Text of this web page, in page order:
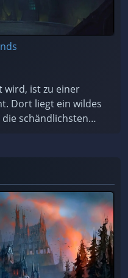
wird, ist zu einer
Dort liegt ein wildes
schändlichsten